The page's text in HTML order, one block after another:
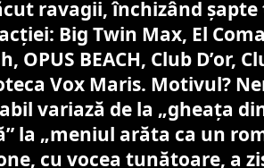
ravagii, închizând șapte
Big Twin Max, El
OPUS BEACH, Club D’or,
Vox Maris. Motivul?
variază de la „gheața
la „meniul arăta ca un
cu vocea tunătoare, a